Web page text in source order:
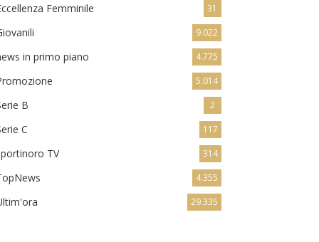
Femminile 31
9.022
in primo piano 4.775
5.014
B 2
C 117
TV 314
4.355
29.335